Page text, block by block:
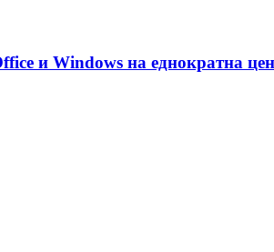
и Windows на еднократна